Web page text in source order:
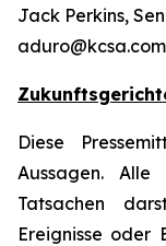
Jack Perkins,
aduro@kcsa.com
Diese
Aussagen. Alle
Tatsachen
Ereignisse oder